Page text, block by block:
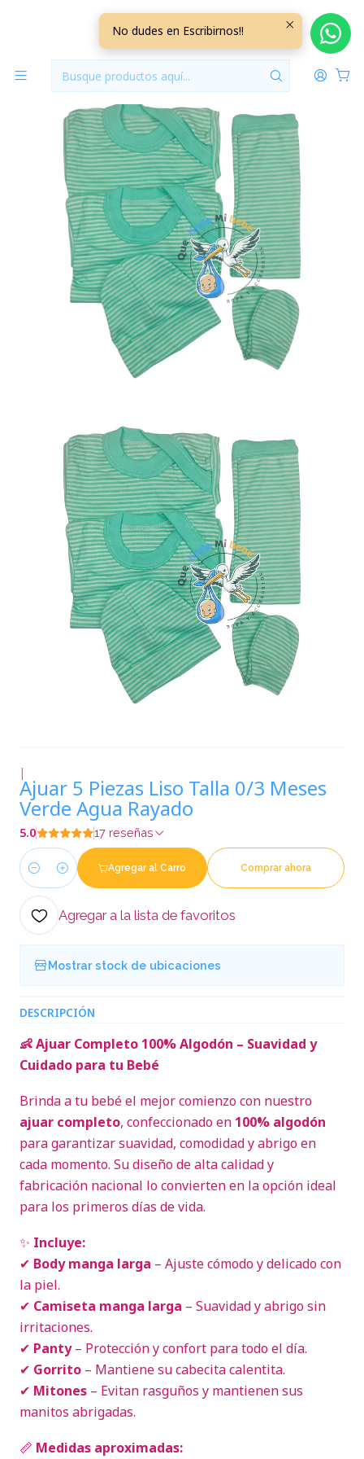
Ajuares 0/3 Meses Lisos/Rayados
Ajuar 5 Piezas Liso Talla 0/3 Meses Verde Agua Rayado
|
Ajuar 5 Piezas Liso Talla 0/3 Meses
Verde Agua Rayado
5.0 17 reseñas
Cantidad
Agregar al Carro Comprar ahora
Agregar a la lista de favoritos
Mostrar stock de ubicaciones
DESCRIPCIÓN
👶 Ajuar Completo 100% Algodón – Suavidad y
Cuidado para tu Bebé
Brinda a tu bebé el mejor comienzo con nuestro
ajuar completo, confeccionado en 100% algodón
para garantizar suavidad, comodidad y abrigo en
cada momento. Su diseño de alta calidad y
fabricación nacional lo convierten en la opción ideal
para los primeros días de vida.
✨ Incluye:
✔ Body manga larga – Ajuste cómodo y delicado con
la piel.
✔ Camiseta manga larga – Suavidad y abrigo sin
irritaciones.
✔ Panty– Protección y confort para todo el día.
✔ Gorrito – Mantiene su cabecita calentita.
✔ Mitones – Evitan rasguños y mantienen sus
manitos abrigadas.
📏 Medidas aproximadas:
No dudes en Escribirnos!!